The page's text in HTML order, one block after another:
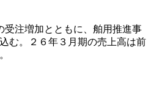
受注増加とともに、舶用推進事
む。２６年３月期の売上高は前